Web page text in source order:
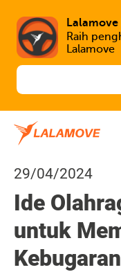
Raih
Lalamove
29/04/2024
Ide
untuk